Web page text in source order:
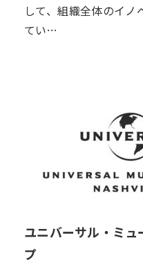
して、組織全体のイノ
てい…
ユニバーサル・ミュ
プ